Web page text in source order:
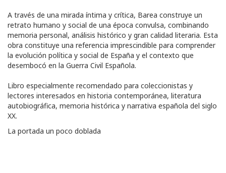
A través de una mirada íntima y crítica, Barea construye un
retrato humano y social de una época convulsa, combinando
memoria personal, análisis histórico y gran calidad literaria. Esta
obra constituye una referencia imprescindible para comprender
la evolución política y social de España y el contexto que
desembocó en la Guerra Civil Española.
Libro especialmente recomendado para coleccionistas y
lectores interesados en historia contemporánea, literatura
autobiográfica, memoria histórica y narrativa española del siglo
XX.
La portada un poco doblada